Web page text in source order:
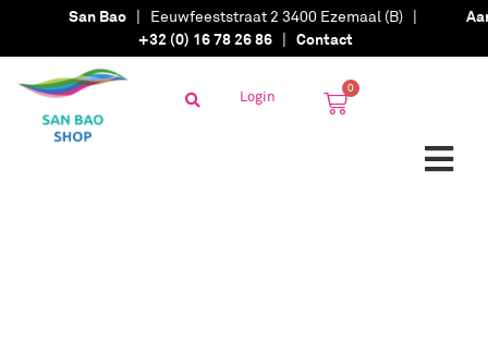
San Bao | Eeuwfeeststraat 2 3400 Ezemaal (B) |
+32 (0) 16 78 26 86 | Contact
Login 0